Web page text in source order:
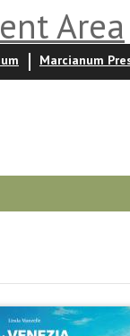
Area
Marcianum